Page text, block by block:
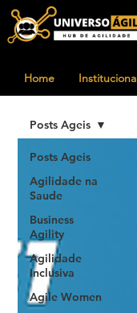
Home Institucional
Posts Ageis
Agilidade na
Saude
Business
Agility
Agilidade
Inclusiva
Agile Women
Posts Ageis